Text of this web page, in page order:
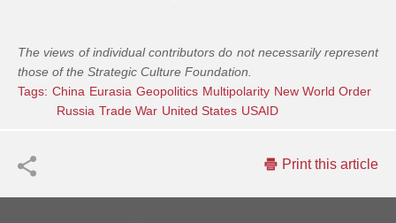
The views of individual contributors do not necessarily represent
those of the Strategic Culture Foundation.
Tags: China Eurasia Geopolitics Multipolarity New World Order
Russia Trade War United States USAID
Print this article